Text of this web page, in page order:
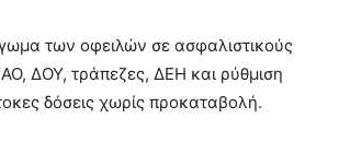
των οφειλών σε ασφαλιστικούς
ΔΟΥ, τράπεζες, ΔΕΗ και ρύθμιση
δόσεις χωρίς προκαταβολή.